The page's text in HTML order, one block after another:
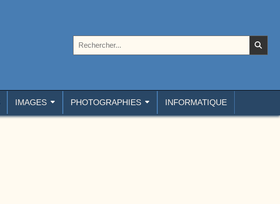
IMAGES PHOTOGRAPHIES INFORMATIQUE